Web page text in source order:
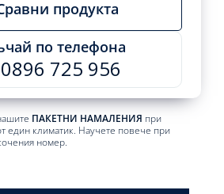
продукта
по телефона
0896 725 956
ПАКЕТНИ НАМАЛЕНИЯ при
един климатик. Научете повече при
номер.